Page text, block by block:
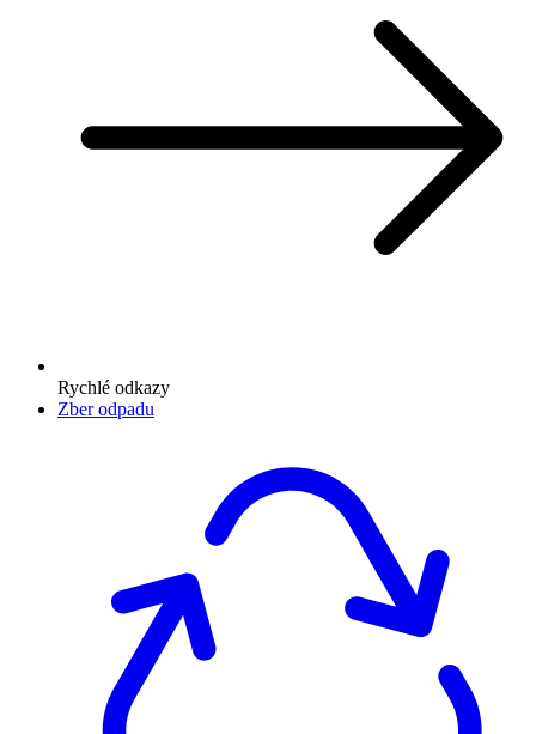
Rychlé odkazy
Zber odpadu